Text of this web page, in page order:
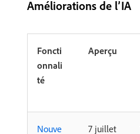
Améliorations de l’IA
Foncti
onnali
té
Aperçu
Nouve
7 juillet